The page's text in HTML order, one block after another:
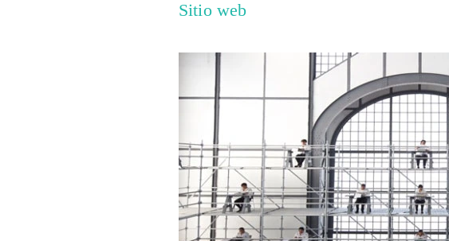
Sitio web